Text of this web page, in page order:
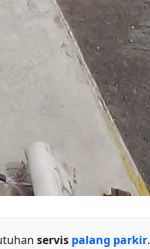
servis palang parkir.